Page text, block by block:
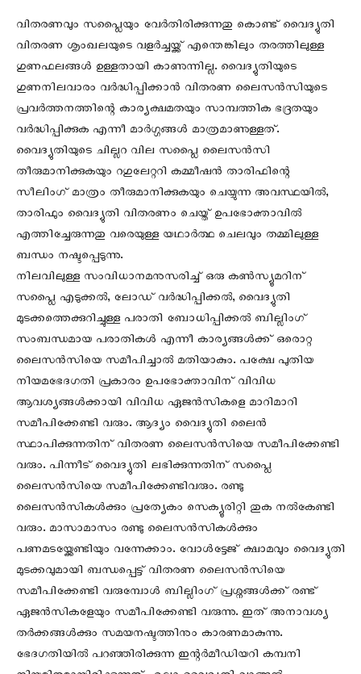
വിതരണവും സപ്ലൈയും വേര്‍തിരിക്കുന്നതു കൊണ്ട് വൈദ്യുതി
വിതരണ ശൃംഖലയുടെ വളര്‍ച്ചയ്ക്ക് എന്തെങ്കിലും തരത്തിലുള്ള
ഗുണഫലങ്ങള്‍ ഉള്ളതായി കാണുന്നില്ല. വൈദ്യുതിയുടെ
ഗുണനിലവാരം വര്‍ദ്ധിപ്പിക്കാന്‍ വിതരണ ലൈസന്‍സിയുടെ
പ്രവര്‍ത്തനത്തിന്റെ കാര്യക്ഷമതയും സാമ്പത്തിക ഭദ്രതയും
വര്‍ദ്ധിപ്പിക്കുക എന്നീ മാര്‍ഗ്ഗങ്ങള്‍ മാത്രമാണുള്ളത്.
വൈദ്യുതിയുടെ ചില്ലറ വില സപ്ലൈ ലൈസന്‍സി
തീരുമാനിക്കുകയും റഗുലേറ്ററി കമ്മീഷന്‍ താരിഫിന്റെ
സീലിംഗ് മാത്രം തീരുമാനിക്കുകയും ചെയ്യുന്ന അവസ്ഥയില്‍,
താരിഫും വൈദ്യുതി വിതരണം ചെയ്ത് ഉപഭോക്താവില്‍
എത്തിച്ചേരുന്നതു വരെയുള്ള യഥാര്‍ത്ഥ ചെലവും തമ്മിലുള്ള
ബന്ധം നഷ്ടപ്പെടുന്നു.
നിലവിലുള്ള സംവിധാനമനുസരിച്ച് ഒരു കണ്‍സ്യൂമറിന്
സപ്ലൈ എടുക്കല്‍, ലോഡ് വര്‍ദ്ധിപ്പിക്കല്‍, വൈദ്യുതി
മുടക്കത്തെക്കുറിച്ചുള്ള പരാതി ബോധിപ്പിക്കല്‍ ബില്ലിംഗ്
സംബന്ധമായ പരാതികള്‍ എന്നീ കാര്യങ്ങള്‍ക്ക് ഒരൊറ്റ
ലൈസന്‍സിയെ സമീപിച്ചാല്‍ മതിയാകും. പക്ഷേ പുതിയ
നിയമഭേദഗതി പ്രകാരം ഉപഭോക്താവിന് വിവിധ
ആവശ്യങ്ങള്‍ക്കായി വിവിധ ഏജന്‍സികളെ മാറിമാറി
സമീപിക്കേണ്ടി വരും. ആദ്യം വൈദ്യുതി ലൈന്‍
സ്ഥാപിക്കുന്നതിന് വിതരണ ലൈസന്‍സിയെ സമീപിക്കേണ്ടി
വരും. പിന്നീട് വൈദ്യുതി ലഭിക്കുന്നതിന് സപ്ലൈ
ലൈസന്‍സിയെ സമീപിക്കേണ്ടിവരും. രണ്ടു
ലൈസന്‍സികള്‍ക്കും പ്രത്യേകം സെക്യൂരിറ്റി തുക നല്‍കേണ്ടി
വരും. മാസാമാസം രണ്ടു ലൈസന്‍സികള്‍ക്കും
പണമടയ്ക്കേണ്ടിയും വന്നേക്കാം. വോള്‍ട്ടേജ് ക്ഷാമവും വൈദ്യുതി
മുടക്കവുമായി ബന്ധപ്പെട്ട് വിതരണ ലൈസന്‍സിയെ
സമീപിക്കേണ്ടി വരുമ്പോള്‍ ബില്ലിംഗ് പ്രശ്നങ്ങള്‍ക്ക് രണ്ട്
ഏജന്‍സികളേയും സമീപിക്കേണ്ടി വരുന്നു. ഇത് അനാവശ്യ
തര്‍ക്കങ്ങള്‍ക്കും സമയനഷ്ടത്തിനും കാരണമാകുന്നു.
ഭേദഗതിയില്‍ പറഞ്ഞിരിക്കുന്ന ഇന്റര്‍മീഡിയറി കമ്പനി